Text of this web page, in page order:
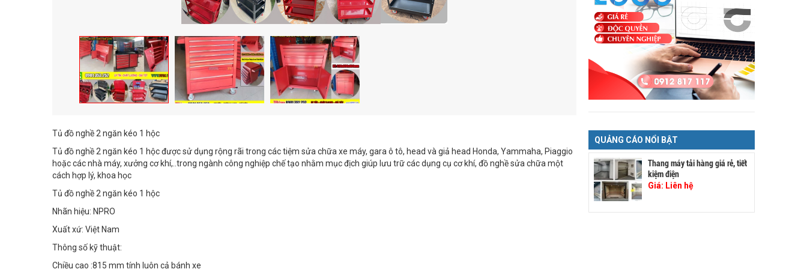
Tủ đồ nghề 2 ngăn kéo 1 hộc
Tủ đồ nghề 2 ngăn kéo 1 hộc được sử dụng rộng rãi trong các tiệm sửa chữa xe máy, gara ô tô, head và giả head Honda, Yammaha, Piaggio
hoặc các nhà máy, xưởng cơ khí,..trong ngành công nghiệp chế tạo nhằm mục địch giúp lưu trữ các dụng cụ cơ khí, đồ nghề sửa chữa một
cách hợp lý, khoa học
Tủ đồ nghề 2 ngăn kéo 1 hộc
Nhãn hiệu: NPRO
Xuất xứ: Việt Nam
Thông số kỹ thuật:
Chiều cao :815 mm tính luôn cả bánh xe
QUẢNG CÁO NỔI BẬT
Thang máy tải hàng giá rẻ, tiết
kiệm điện
Giá: Liên hệ